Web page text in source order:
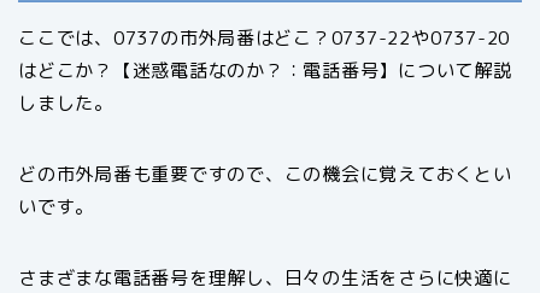
ここでは、0737の市外局番はどこ？0737-22や0737-20
はどこか？【迷惑電話なのか？：電話番号】について解説
しました。
どの市外局番も重要ですので、この機会に覚えておくとい
いです。
さまざまな電話番号を理解し、日々の生活をさらに快適に